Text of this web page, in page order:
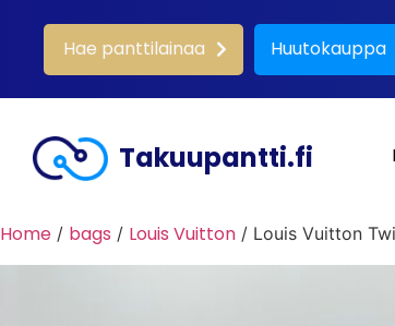
Hae panttilainaa Huutokauppa
Takuupantti.fi
Home / bags / Louis Vuitton / Louis Vuitton